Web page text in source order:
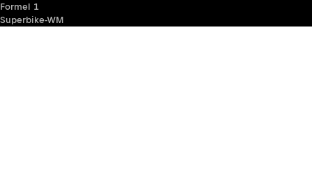
Formel 1
Superbike-WM